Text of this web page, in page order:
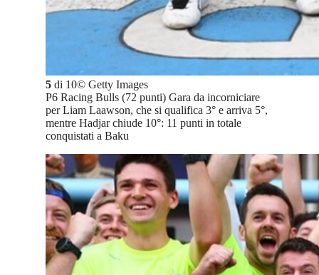
5 di 10© Getty Images
P6 Racing Bulls (72 punti) Gara da incorniciare
per Liam Laawson, che si qualifica 3° e arriva 5°,
mentre Hadjar chiude 10°: 11 punti in totale
conquistati a Baku